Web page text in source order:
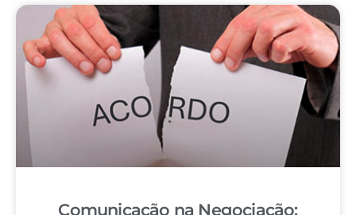
Comunicação na Negociação: